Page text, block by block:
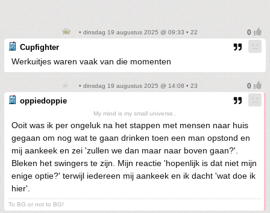
• dinsdag 19 augustus 2025 @ 09:33 • 22
Cupfighter
Werkuitjes waren vaak van die momenten
• dinsdag 19 augustus 2025 @ 14:08 • 23
oppiedoppie
My mind is my small universe..
Ooit was ik per ongeluk na het stappen met mensen naar huis
gegaan om nog wat te gaan drinken toen een man opstond en
mij aankeek en zei 'zullen we dan maar naar boven gaan?'.
Bleken het swingers te zijn. Mijn reactie 'hopenlijk is dat niet mijn
enige optie?' terwijl iedereen mij aankeek en ik dacht 'wat doe ik
hier'.
To BG or not to BG!